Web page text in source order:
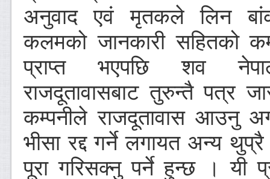
अनुवाद एवं मृतकले लिन
कलमको जानकारी सहितको
प्राप्त भएपछि शव
राजदूतावासबाट तुरुन्तै पत्र
कम्पनीले राजदूतावास आउनु
भीसा रद्द गर्ने लगायत अन्य
पूरा गरिसक्नु पर्ने हुन्छ । यी